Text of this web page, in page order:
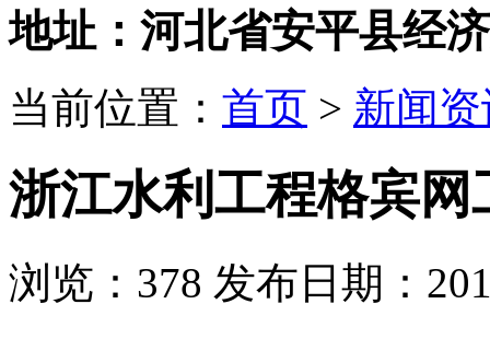
地址：河北省安平县经
当前位置： 首页 > 新闻
浙江水利工程格宾网
浏览： 378 发布日期：